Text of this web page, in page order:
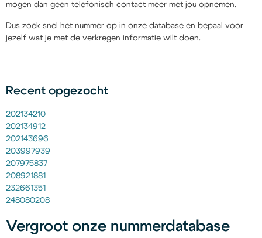
mogen dan geen telefonisch contact meer met jou opnemen.
Dus zoek snel het nummer op in onze database en bepaal voor
jezelf wat je met de verkregen informatie wilt doen.
Recent opgezocht
202134210
202134912
202143696
203997939
207975837
208921881
232661351
248080208
Vergroot onze nummerdatabase